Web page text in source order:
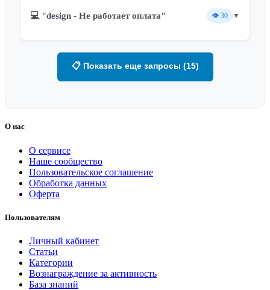
💻 "design - Не работает оплата" 👁️ 30 ▼
📋 Показать еще запросы (15)
О нас
О сервисе
Наше сообщество
Пользовательское соглашение
Обработка данных
Оферта
Пользователям
Личный кабинет
Статьи
Категории
Вознаграждение за активность
База знаний